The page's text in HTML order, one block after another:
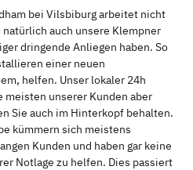
bei Vilsbiburg arbeitet nicht
auch unsere Klempner
dringende Anliegen haben. So
einer neuen
helfen. Unser lokaler 24h
unserer Kunden aber
Sie auch im Hinterkopf behalten.
kümmern sich meistens
Kunden und haben gar keine
Notlage zu helfen. Dies passiert